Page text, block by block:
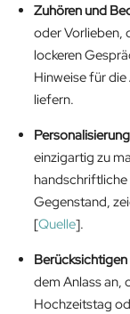
Zuhören und
oder Vorlieben,
lockeren
Hinweise für
liefern.
einzigartig zu
Gegenstand,
[Quelle].
Berücksichtigen
dem Anlass an,
Hochzeitstag